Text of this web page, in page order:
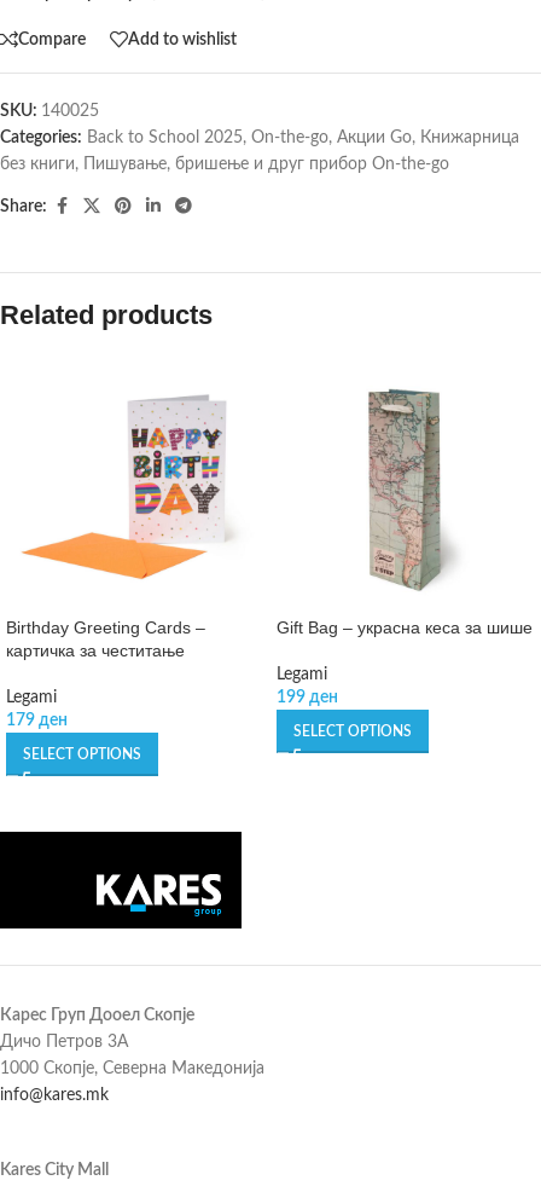
Compare Add to wishlist
SKU: 140025
Categories: Back to School 2025, On-the-go, Акции Go, Книжарница
без книги, Пишување, бришење и друг прибор On-the-go
Share:
Related products
Birthday Greeting Cards –
картичка за честитање
Legami
179 ден
SELECT OPTIONS
Gift Bag – украсна кеса за шише
Legami
199 ден
SELECT OPTIONS
Карес Груп Дооел Скопје
Дичо Петров 3А
1000 Скопје, Северна Македонија
info@kares.mk
Kares City Mall